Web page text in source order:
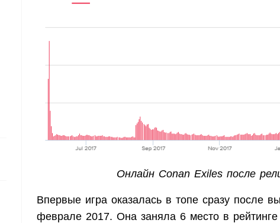
Онлайн Conan Exiles после
Впервые игра оказалась в топе сразу после
феврале 2017. Она заняла 6 место в